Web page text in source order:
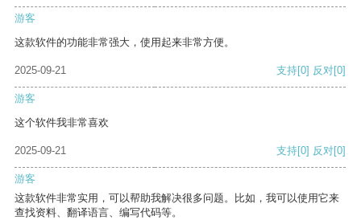
游客
这款软件的功能非常强大，使用起来非常方便。
2025-09-21 支持[0] 反对[0]
游客
这个软件我非常喜欢
2025-09-21 支持[0] 反对[0]
游客
这款软件非常实用，可以帮助我解决很多问题。比如，我可以使用它来
查找资料、翻译语言、编写代码等。